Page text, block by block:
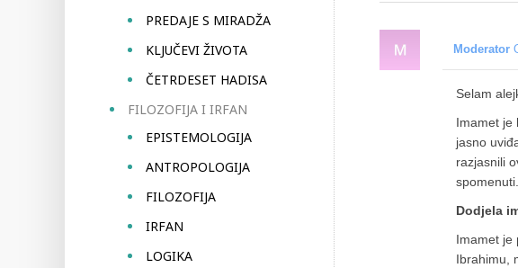
PREDAJE S MIRADŽA
KLJUČEVI ŽIVOTA
ČETRDESET HADISA
FILOZOFIJA I IRFAN
EPISTEMOLOGIJA
ANTROPOLOGIJA
FILOZOFIJA
IRFAN
LOGIKA
Moderator
Selam
Imamet je
jasno
razjasnili
spomenuti.
Dodjela
Imamet je
Ibrahimu,